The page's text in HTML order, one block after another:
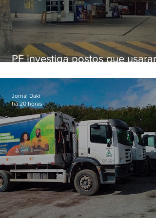
PF investiga postos que usaram
secretário morto em 2020
Jornal Daki
há 20 horas